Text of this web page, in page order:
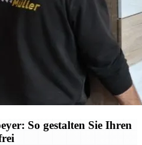
So gestalten Sie Ihren